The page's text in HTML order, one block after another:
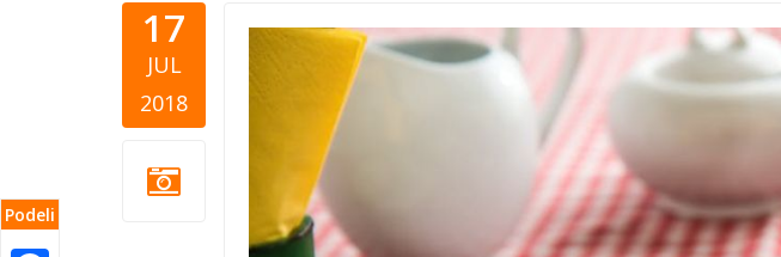
17
JUL
2018
Podeli
Healthy food.jpeg